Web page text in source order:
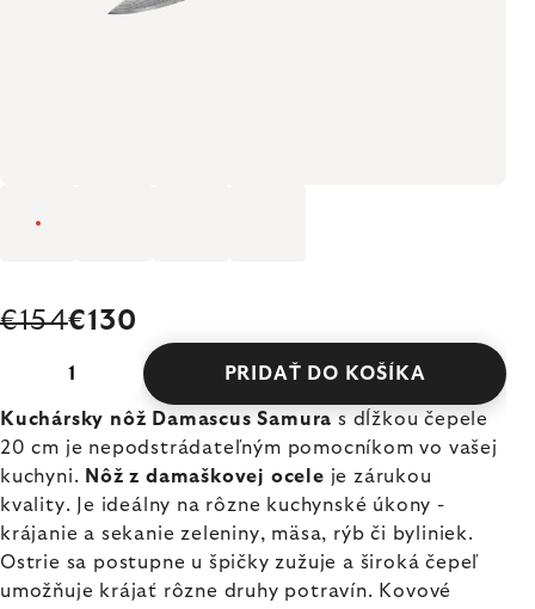
€154€130
PRIDAŤ DO KOŠÍKA
Kuchársky nôž Damascus Samura s dĺžkou čepele
20 cm je nepodstrádateľným pomocníkom vo vašej
kuchyni. Nôž z damaškovej ocele je zárukou
kvality. Je ideálny na rôzne kuchynské úkony -
krájanie a sekanie zeleniny, mäsa, rýb či byliniek.
Ostrie sa postupne u špičky zužuje a široká čepeľ
umožňuje krájať rôzne druhy potravín. Kovové